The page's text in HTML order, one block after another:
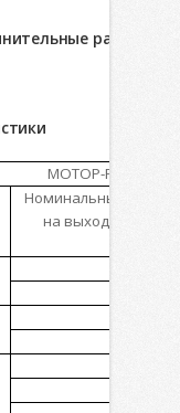
размеры
МОТОР-
Номинальный
на выходном валу